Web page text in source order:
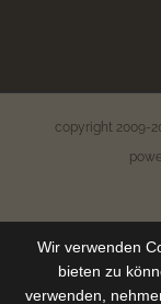
copyright 2009-
Wir verwenden
bieten zu
verwenden,